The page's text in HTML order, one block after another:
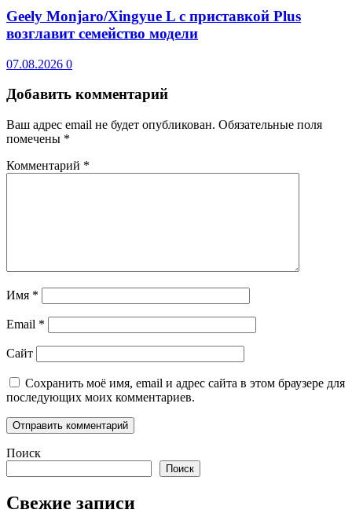
Geely Monjaro/Xingyue L с приставкой Plus
возглавит семейство модели
07.08.2026 0
Добавить комментарий
Ваш адрес email не будет опубликован. Обязательные поля
помечены *
Комментарий *
Имя *
Email *
Сайт
Сохранить моё имя, email и адрес сайта в этом браузере для
последующих моих комментариев.
Поиск
Поиск
Свежие записи